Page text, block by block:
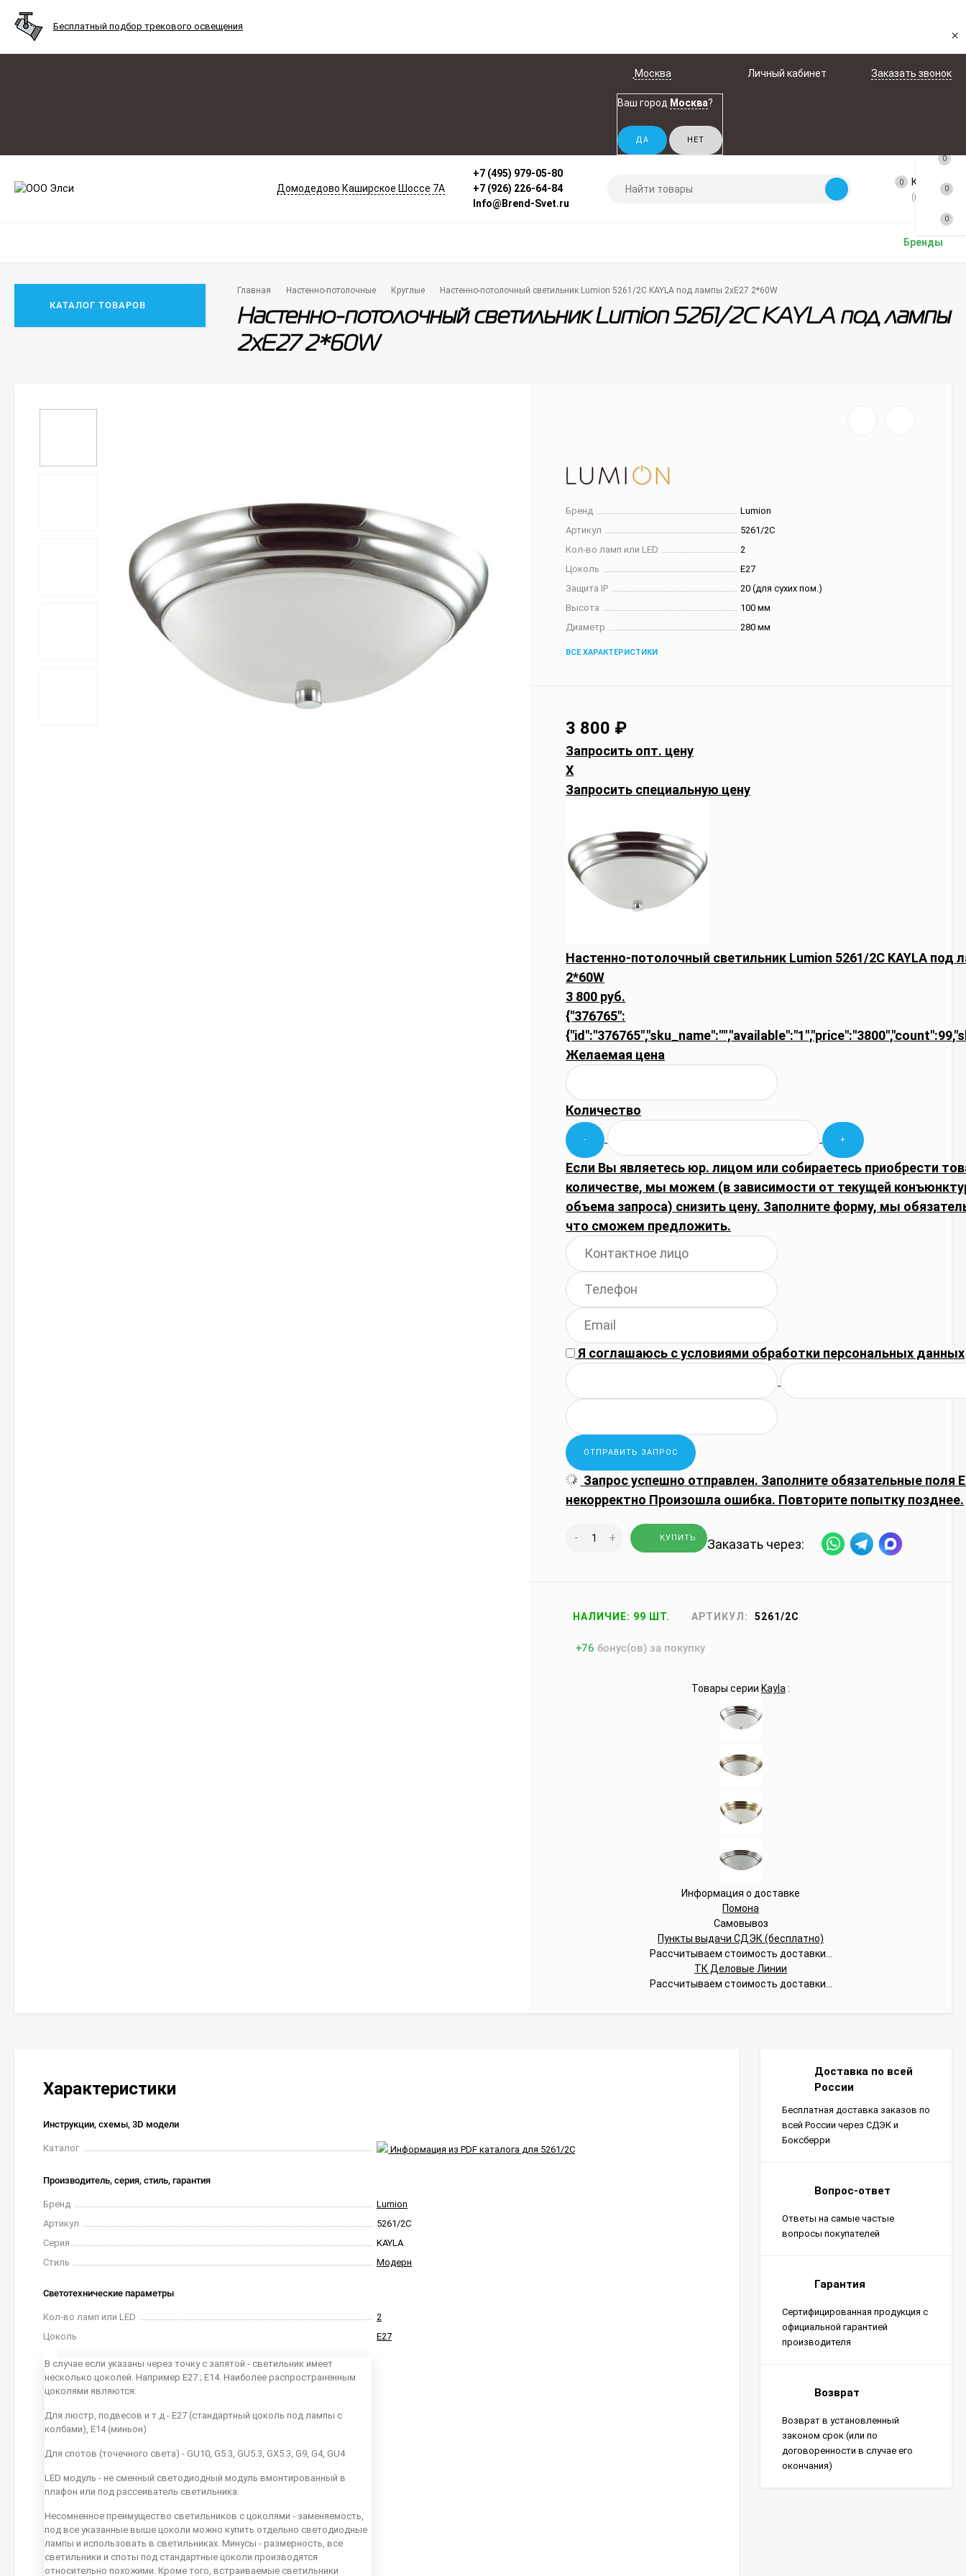
Бесплатный подбор трекового освещения
×
Москва
Ваш город Москва?
Личный кабинет Заказать звонок
Домодедово Каширское Шоссе 7А
+7 (495) 979-05-80
+7 (926) 226-64-84
Info@Brend-Svet.ru
0 Корзина
(пусто)
Бренды
КАТАЛОГ ТОВАРОВ
Главная Настенно-потолочные Круглые Настенно-потолочный светильник Lumion 5261/2C KAYLA под лампы 2xE27 2*60W
Настенно-потолочный светильник Lumion 5261/2C KAYLA под лампы
2xE27 2*60W
Бренд
Lumion
Артикул
5261/2C
Кол-во ламп или LED
2
Цоколь
E27
Защита IP
20 (для сухих пом.)
Высота
100 мм
Диаметр
280 мм
ВСЕ ХАРАКТЕРИСТИКИ
3 800 ₽
Запросить опт. цену
X
Запросить специальную цену
Настенно-потолочный светильник Lumion 5261/2C KAYLA под
2*60W
3 800 руб.
{"376765":
Желаемая цена
Количество
Если Вы являетесь юр. лицом или собираетесь приобрести
количестве, мы можем (в зависимости от текущей
объема запроса) снизить цену. Заполните форму, мы
что сможем предложить.
Я соглашаюсь сусловиями обработки персональных данных
Запрос успешно отправлен. Заполните обязательные поля
некорректно Произошла ошибка. Повторите попытку позднее.
- + КУПИТЬ Заказать через:
НАЛИЧИЕ: 99 ШТ. АРТИКУЛ: 5261/2C
+76 бонус(ов) за покупку
Товары серии Kayla :
Информация о доставке
Помона
Самовывоз
Пункты выдачи СДЭК (бесплатно)
Рассчитываем стоимость доставки...
ТК Деловые Линии
Рассчитываем стоимость доставки...
Характеристики
Инструкции, схемы, 3D модели
Каталог Информация из PDF каталога для 5261/2C
Производитель, серия, стиль, гарантия
Бренд
Lumion
Артикул
5261/2C
Серия
KAYLA
Стиль
Модерн
Светотехнические параметры
Кол-во ламп или LED
2
Цоколь
В случае если указаны через точку с запятой - светильник имеет
несколько цоколей. Например E27 ; E14. Наиболее распространенным
цоколями являются:
Для люстр, подвесов и т.д - E27 (стандартный цоколь под лампы с
колбами), E14 (миньон)
Для спотов (точечного света) - GU10, G5.3, GU5.3, GX5.3, G9, G4, GU4
LED модуль - не сменный светодиодный модуль вмонтированный в
плафон или под рассеиватель светильника.
Несомненное преимущество светильников с цоколями - заменяемость,
под все указанные выше цоколи можно купить отдельно светодиодные
лампы и использовать в светильниках. Минусы - размерность, все
светильники и споты под стандартные цоколи производятся
относительно похожими. Кроме того, встраиваемые светильники
E27
Доставка по всей
России
Бесплатная доставка заказов по
всей России через СДЭК и
Боксберри
Вопрос-ответ
Ответы на самые частые
вопросы покупателей
Гарантия
Сертифицированная продукция с
официальной гарантией
производителя
Возврат
Возврат в установленный
законом срок (или по
договоренности в случае его
окончания)
0
0
0